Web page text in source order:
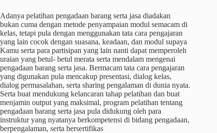
Adanya pelatihan pengadaan barang serta jasa diadakan
bukan cuma dengan metode penyampaian modul semacam di
kelas, tetapi pula dengan menggunakan tata cara pengajaran
yang lain cocok dengan suasana, keadaan, dan modul supaya
Kamu serta para partisipan yang lain nanti dapat memperoleh
uraian yang betul- betul merata serta mendalam mengenai
pengadaan barang serta jasa. Bermacam tata cara pengajaran
yang digunakan pula mencakup presentasi, dialog kelas,
dialog permasalahan, serta sharing pengalaman di dunia nyata.
Serta buat mendukung kelancaran tahap pelatihan dan buat
menjamin output yang maksimal, program pelatihan tentang
pengadaan barang serta jasa pula didukung oleh para
instruktur yang nyatanya berkompetensi di bidang pengadaan,
berpengalaman, serta bersertifikas